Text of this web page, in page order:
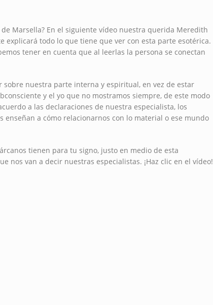
Marsella? En el siguiente vídeo nuestra querida Meredith
explicará todo lo que tiene que ver con esta parte esotérica.
tener en cuenta que al leerlas la persona se conectan
sobre nuestra parte interna y espiritual, en vez de estar
y el yo que no mostramos siempre, de este modo
a las declaraciones de nuestra especialista, los
enseñan a cómo relacionarnos con lo material o ese mundo
tienen para tu signo, justo en medio de esta
nos van a decir nuestras especialistas. ¡Haz clic en el vídeo!